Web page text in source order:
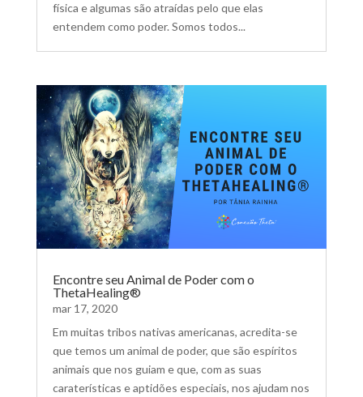
física e algumas são atraídas pelo que elas
entendem como poder. Somos todos...
Encontre seu Animal de Poder com o
ThetaHealing®
mar 17, 2020
Em muitas tribos nativas americanas, acredita-se
que temos um animal de poder, que são espíritos
animais que nos guiam e que, com as suas
caraterísticas e aptidões especiais, nos ajudam nos